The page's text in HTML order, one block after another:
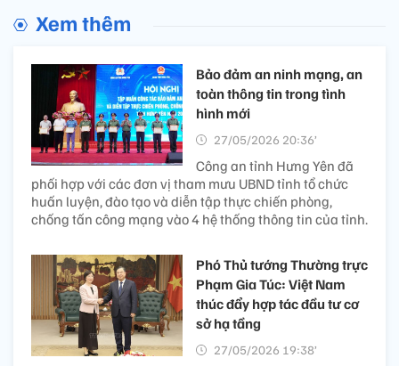
Xem thêm
Bảo đảm an ninh mạng, an
toàn thông tin trong tình
hình mới
27/05/2026 20:36’
Công an tỉnh Hưng Yên đã
phối hợp với các đơn vị tham mưu UBND tỉnh tổ chức
huấn luyện, đào tạo và diễn tập thực chiến phòng,
chống tấn công mạng vào 4 hệ thống thông tin của tỉnh.
Phó Thủ tướng Thường trực
Phạm Gia Túc: Việt Nam
thúc đẩy hợp tác đầu tư cơ
sở hạ tầng
27/05/2026 19:38’